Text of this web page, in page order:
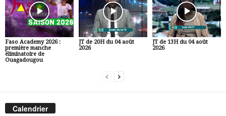
Faso Academy 2026 :
première manche
éliminatoire de
Ouagadougou
JT de 20H du 04 août
2026
JT de 13H du 04 août
2026
Calendrier